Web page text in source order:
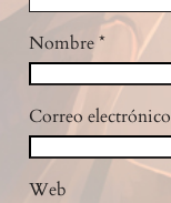
Nombre*
Correo electrónico
Web